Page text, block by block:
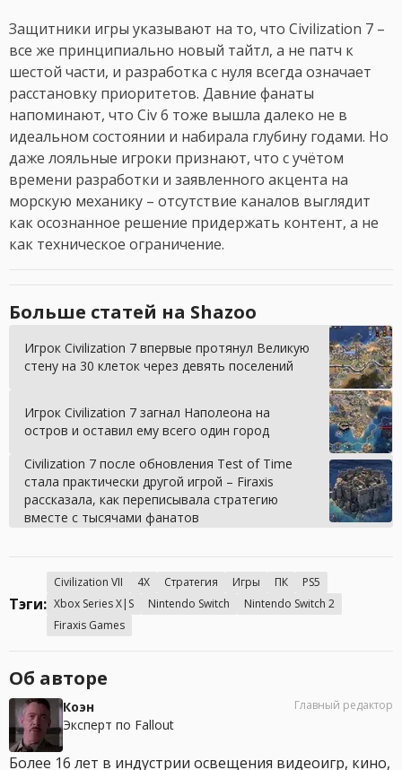
Защитники игры указывают на то, что Civilization 7 –
все же принципиально новый тайтл, а не патч к
шестой части, и разработка с нуля всегда означает
расстановку приоритетов. Давние фанаты
напоминают, что Civ 6 тоже вышла далеко не в
идеальном состоянии и набирала глубину годами. Но
даже лояльные игроки признают, что с учётом
времени разработки и заявленного акцента на
морскую механику – отсутствие каналов выглядит
как осознанное решение придержать контент, а не
как техническое ограничение.
Больше статей на Shazoo
Игрок Civilization 7 впервые протянул Великую
стену на 30 клеток через девять поселений
Игрок Civilization 7 загнал Наполеона на
остров и оставил ему всего один город
Civilization 7 после обновления Test of Time
стала практически другой игрой – Firaxis
рассказала, как переписывала стратегию
вместе с тысячами фанатов
Тэги:
Civilization VII 4X Стратегия Игры ПК
PS5
Xbox Series X|S
Nintendo Switch
Nintendo Switch 2
Firaxis Games
Об авторе
Коэн
Эксперт по Fallout
Главный редактор
Более 16 лет в индустрии освещения видеоигр, кино,